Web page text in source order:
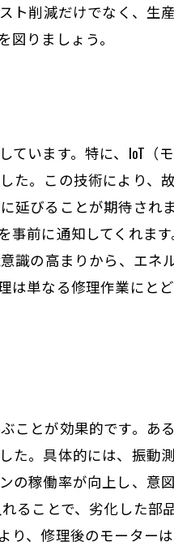
ト削減だけでなく、生
りましょう。
います。特に、IoT（
た。この技術により、
びることが期待され
前に通知してくれま
識の高まりから、エネ
単なる修理作業にと
ことが効果的です。あ
た。具体的には、振動
稼働率が向上し、意
ることで、劣化した
、修理後のモーター